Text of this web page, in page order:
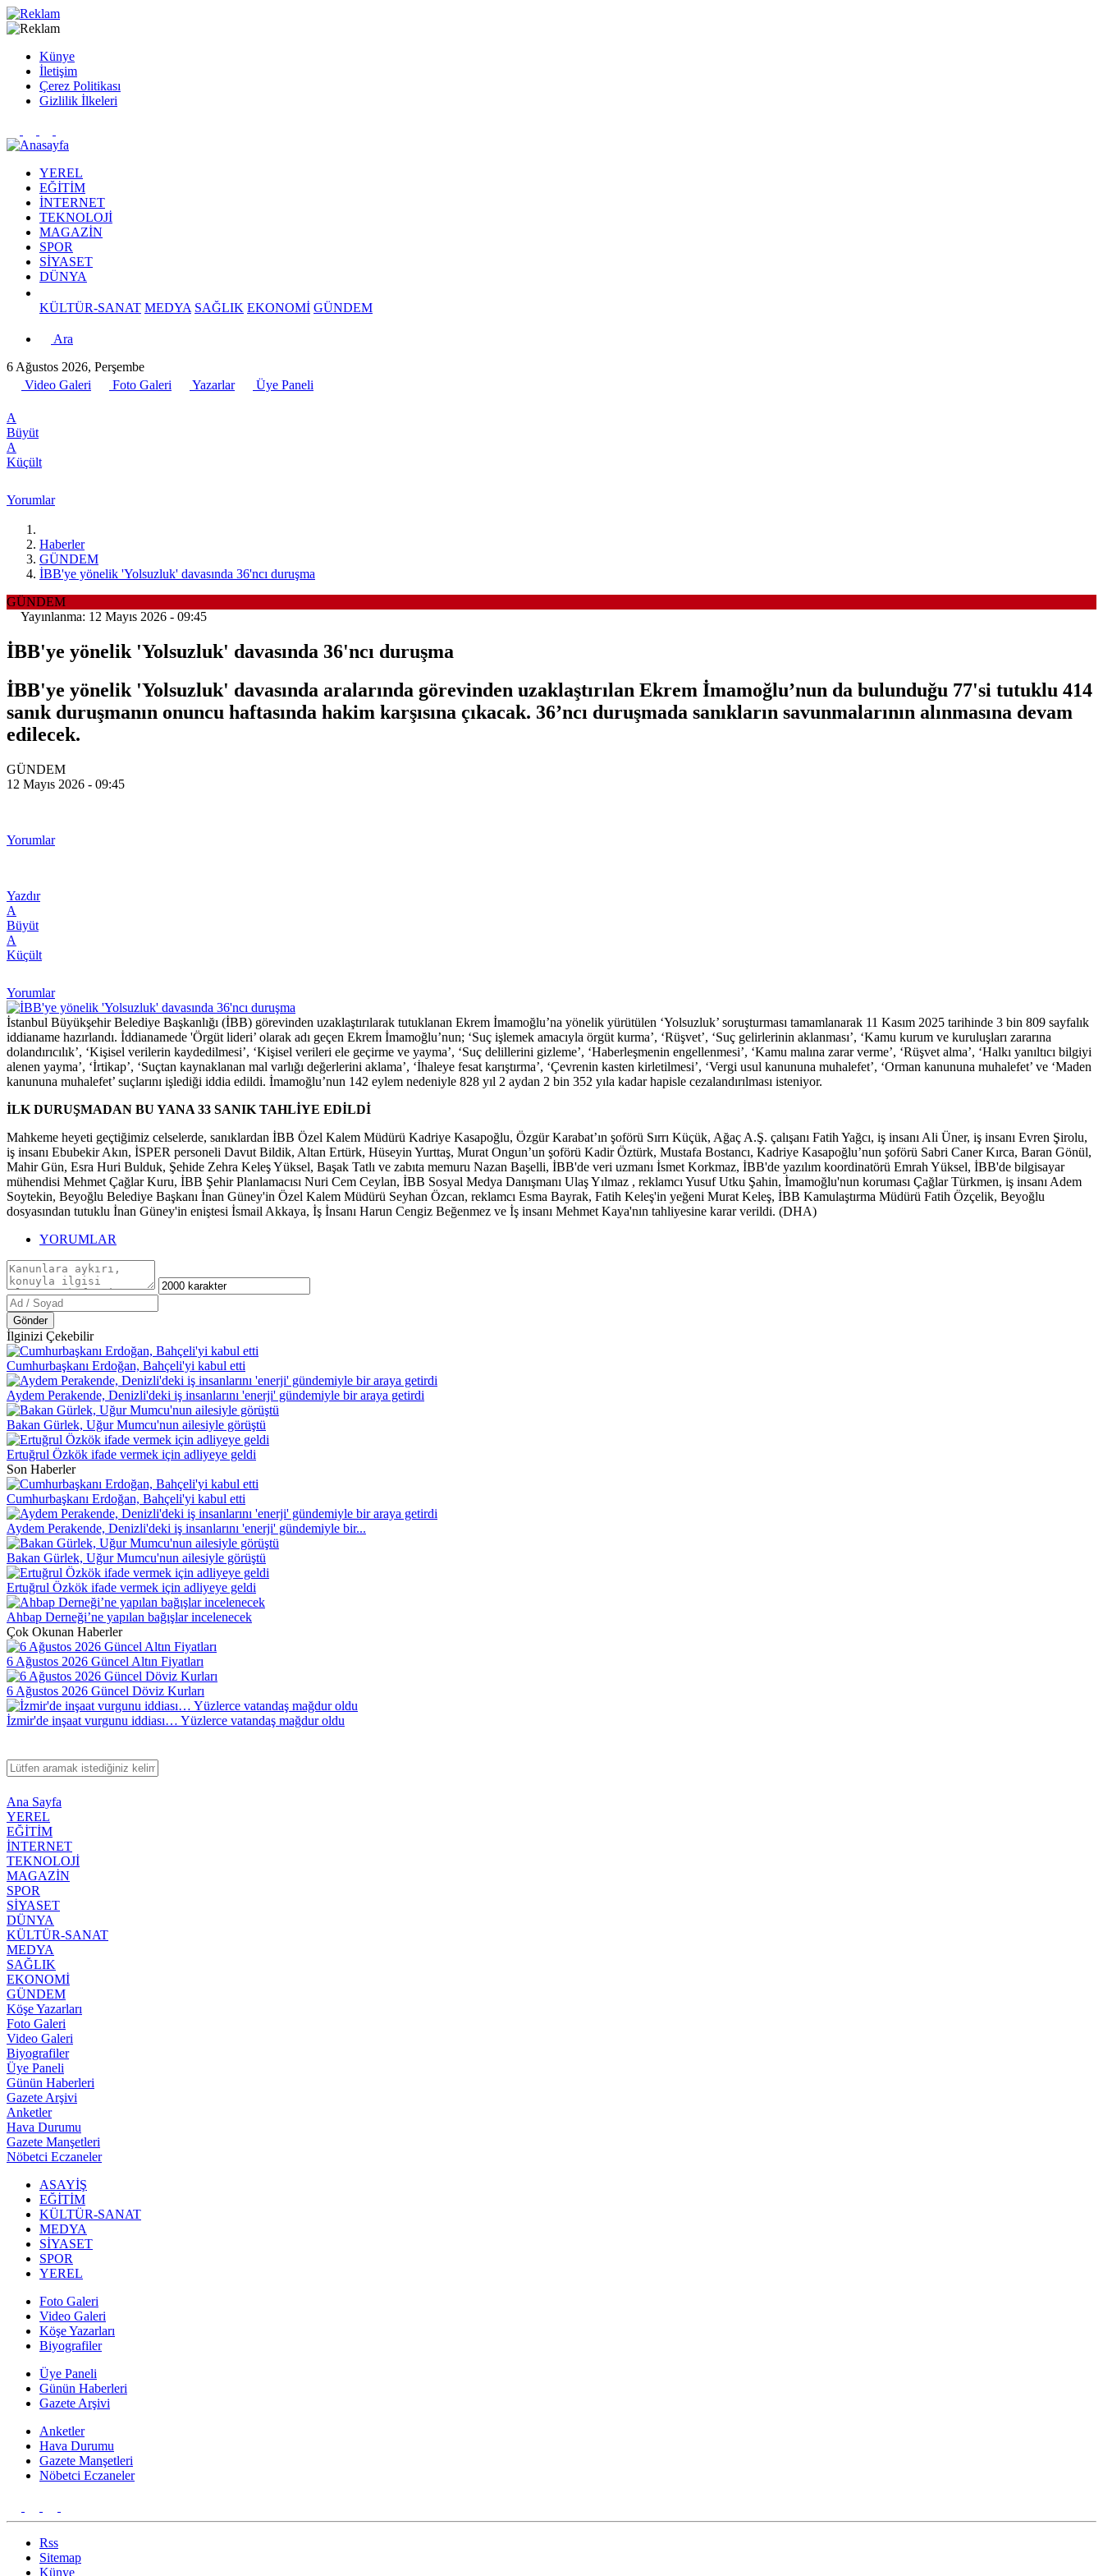
Künye
İletişim
Çerez Politikası
Gizlilik İlkeleri
YEREL
EĞİTİM
İNTERNET
TEKNOLOJİ
MAGAZİN
SPOR
SİYASET
DÜNYA
KÜLTÜR-SANAT MEDYA SAĞLIK EKONOMİ GÜNDEM
Ara
6 Ağustos 2026, Perşembe
Video Galeri
Foto Galeri Yazarlar Üye Paneli
A
Büyüt
A
Küçült
Yorumlar
Haberler
GÜNDEM
İBB'ye yönelik 'Yolsuzluk' davasında 36'ncı duruşma
GÜNDEM
Yayınlanma: 12 Mayıs 2026 - 09:45
İBB'ye yönelik 'Yolsuzluk' davasında 36'ncı duruşma
İBB'ye yönelik 'Yolsuzluk' davasında aralarında görevinden uzaklaştırılan Ekrem İmamoğlu’nun da bulunduğu 77'si tutuklu 414
sanık duruşmanın onuncu haftasında hakim karşısına çıkacak. 36’ncı duruşmada sanıkların savunmalarının alınmasına devam
edilecek.
GÜNDEM
12 Mayıs 2026 - 09:45
Yorumlar
Yazdır
A
Büyüt
A
Küçült
Yorumlar
İstanbul Büyükşehir Belediye Başkanlığı (İBB) görevinden uzaklaştırılarak tutuklanan Ekrem İmamoğlu’na yönelik yürütülen ‘Yolsuzluk’ soruşturması tamamlanarak 11 Kasım 2025 tarihinde 3 bin 809 sayfalık
iddianame hazırlandı. İddianamede 'Örgüt lideri’ olarak adı geçen Ekrem İmamoğlu’nun; ‘Suç işlemek amacıyla örgüt kurma’, ‘Rüşvet’, ‘Suç gelirlerinin aklanması’, ‘Kamu kurum ve kuruluşları zararına
dolandırıcılık’, ‘Kişisel verilerin kaydedilmesi’, ‘Kişisel verileri ele geçirme ve yayma’, ‘Suç delillerini gizleme’, ‘Haberleşmenin engellenmesi’, ‘Kamu malına zarar verme’, ‘Rüşvet alma’, ‘Halkı yanıltıcı bilgiyi
alenen yayma’, ‘İrtikap’, ‘Suçtan kaynaklanan mal varlığı değerlerini aklama’, ‘İhaleye fesat karıştırma’, ‘Çevrenin kasten kirletilmesi’, ‘Vergi usul kanununa muhalefet’, ‘Orman kanununa muhalefet’ ve ‘Maden
kanununa muhalefet’ suçlarını işlediği iddia edildi. İmamoğlu’nun 142 eylem nedeniyle 828 yıl 2 aydan 2 bin 352 yıla kadar hapisle cezalandırılması isteniyor.
İLK DURUŞMADAN BU YANA 33 SANIK TAHLİYE EDİLDİ
Mahkeme heyeti geçtiğimiz celselerde, sanıklardan İBB Özel Kalem Müdürü Kadriye Kasapoğlu, Özgür Karabat’ın şoförü Sırrı Küçük, Ağaç A.Ş. çalışanı Fatih Yağcı, iş insanı Ali Üner, iş insanı Evren Şirolu,
iş insanı Ebubekir Akın, İSPER personeli Davut Bildik, Altan Ertürk, Hüseyin Yurttaş, Murat Ongun’un şoförü Kadir Öztürk, Mustafa Bostancı, Kadriye Kasapoğlu’nun şoförü Sabri Caner Kırca, Baran Gönül,
Mahir Gün, Esra Huri Bulduk, Şehide Zehra Keleş Yüksel, Başak Tatlı ve zabıta memuru Nazan Başelli, İBB'de veri uzmanı İsmet Korkmaz, İBB'de yazılım koordinatörü Emrah Yüksel, İBB'de bilgisayar
mühendisi Mehmet Çağlar Kuru, İBB Şehir Planlamacısı Nuri Cem Ceylan, İBB Sosyal Medya Danışmanı Ulaş Yılmaz , reklamcı Yusuf Utku Şahin, İmamoğlu'nun koruması Çağlar Türkmen, iş insanı Adem
Soytekin, Beyoğlu Belediye Başkanı İnan Güney'in Özel Kalem Müdürü Seyhan Özcan, reklamcı Esma Bayrak, Fatih Keleş'in yeğeni Murat Keleş, İBB Kamulaştırma Müdürü Fatih Özçelik, Beyoğlu
dosyasından tutuklu İnan Güney'in eniştesi İsmail Akkaya, İş İnsanı Harun Cengiz Beğenmez ve İş insanı Mehmet Kaya'nın tahliyesine karar verildi. (DHA)
YORUMLAR
Gönder
İlginizi Çekebilir
Cumhurbaşkanı Erdoğan, Bahçeli'yi kabul etti
Aydem Perakende, Denizli'deki iş insanlarını 'enerji' gündemiyle bir araya getirdi
Bakan Gürlek, Uğur Mumcu'nun ailesiyle görüştü
Ertuğrul Özkök ifade vermek için adliyeye geldi
Son Haberler
Cumhurbaşkanı Erdoğan, Bahçeli'yi kabul etti
Aydem Perakende, Denizli'deki iş insanlarını 'enerji' gündemiyle bir...
Bakan Gürlek, Uğur Mumcu'nun ailesiyle görüştü
Ertuğrul Özkök ifade vermek için adliyeye geldi
Ahbap Derneği’ne yapılan bağışlar incelenecek
Çok Okunan Haberler
6 Ağustos 2026 Güncel Altın Fiyatları
6 Ağustos 2026 Güncel Döviz Kurları
İzmir'de inşaat vurgunu iddiası… Yüzlerce vatandaş mağdur oldu
Ana Sayfa
YEREL
EĞİTİM
İNTERNET
TEKNOLOJİ
MAGAZİN
SPOR
SİYASET
DÜNYA
KÜLTÜR-SANAT
MEDYA
SAĞLIK
EKONOMİ
GÜNDEM
Köşe Yazarları
Foto Galeri
Video Galeri
Biyografiler
Üye Paneli
Günün Haberleri
Gazete Arşivi
Anketler
Hava Durumu
Gazete Manşetleri
Nöbetci Eczaneler
ASAYİŞ
EĞİTİM
KÜLTÜR-SANAT
MEDYA
SİYASET
SPOR
YEREL
Foto Galeri
Video Galeri
Köşe Yazarları
Biyografiler
Üye Paneli
Günün Haberleri
Gazete Arşivi
Anketler
Hava Durumu
Gazete Manşetleri
Nöbetci Eczaneler
Rss
Sitemap
Künye